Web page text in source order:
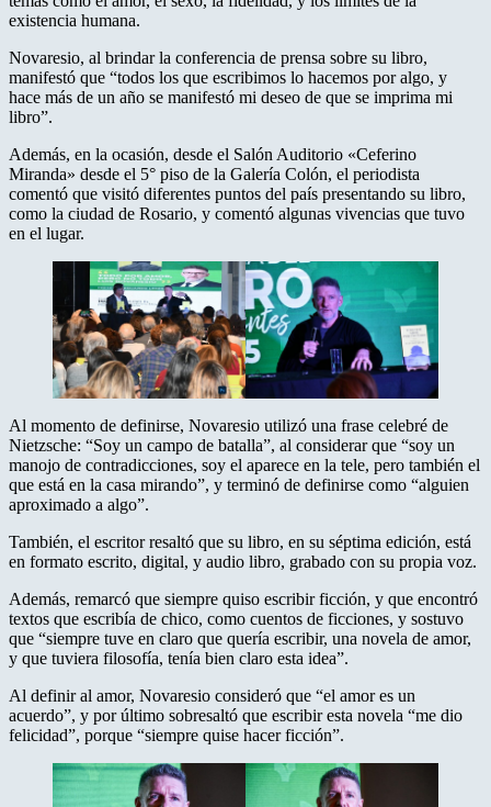
existencia humana.
Novaresio, al brindar la conferencia de prensa sobre su libro,
manifestó que “todos los que escribimos lo hacemos por algo, y
hace más de un año se manifestó mi deseo de que se imprima mi
libro”.
Además, en la ocasión, desde el Salón Auditorio «Ceferino
Miranda» desde el 5° piso de la Galería Colón, el periodista
comentó que visitó diferentes puntos del país presentando su libro,
como la ciudad de Rosario, y comentó algunas vivencias que tuvo
en el lugar.
Al momento de definirse, Novaresio utilizó una frase celebré de
Nietzsche: “Soy un campo de batalla”, al considerar que “soy un
manojo de contradicciones, soy el aparece en la tele, pero también el
que está en la casa mirando”, y terminó de definirse como “alguien
aproximado a algo”.
También, el escritor resaltó que su libro, en su séptima edición, está
en formato escrito, digital, y audio libro, grabado con su propia voz.
Además, remarcó que siempre quiso escribir ficción, y que encontró
textos que escribía de chico, como cuentos de ficciones, y sostuvo
que “siempre tuve en claro que quería escribir, una novela de amor,
y que tuviera filosofía, tenía bien claro esta idea”.
Al definir al amor, Novaresio consideró que “el amor es un
acuerdo”, y por último sobresaltó que escribir esta novela “me dio
felicidad”, porque “siempre quise hacer ficción”.